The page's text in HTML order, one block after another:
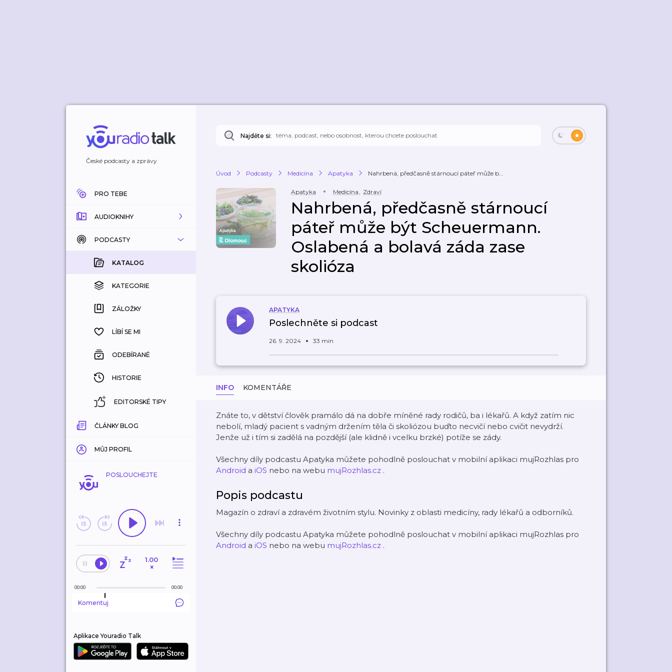
České podcasty a zprávy
PRO TEBE
AUDIOKNIHY
KATALOG
KOUPENÉ
KATEGORIE
ZÁLOŽKY
HISTORIE
PODCASTY
KATALOG
KATEGORIE
ZÁLOŽKY
LÍBÍ SE MI
ODEBÍRANÉ
HISTORIE
EDITORSKÉ TIPY
ČLÁNKY BLOG
MŮJ PROFIL
POSLOUCHEJTE
1.00
×
00:00 00:00
Komentuj
Aplikace Youradio Talk
Najděte si:
Úvod Podcasty Medicína Apatyka Nahrbená, předčasně stárnoucí páteř může b...
Apatyka Medicína, Zdraví
Nahrbená, předčasně stárnoucí
páteř může být Scheuermann.
Oslabená a bolavá záda zase
skolióza
APATYKA
Poslechněte si podcast
26. 9. 2024 33 min
INFO KOMENTÁŘE
Znáte to, v dětství člověk pramálo dá na dobře míněné rady rodičů, ba i lékařů. A když zatím nic
nebolí, mladý pacient s vadným držením těla či skoliózou buďto necvičí nebo cvičit nevydrží.
Jenže už i tím si zadělá na pozdější (ale klidně i vcelku brzké) potíže se zády.
Všechny díly podcastu Apatyka můžete pohodlně poslouchat v mobilní aplikaci mujRozhlas pro
Android a iOS nebo na webu mujRozhlas.cz .
Popis podcastu
Magazín o zdraví a zdravém životním stylu. Novinky z oblasti medicíny, rady lékařů a odborníků.
Všechny díly podcastu Apatyka můžete pohodlně poslouchat v mobilní aplikaci mujRozhlas pro
Android a iOS nebo na webu mujRozhlas.cz .